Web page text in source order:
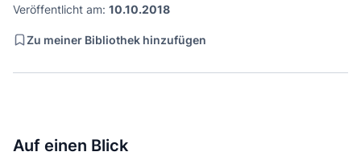
Veröffentlicht am: 10.10.2018
Zu meiner Bibliothek hinzufügen
Auf einen Blick